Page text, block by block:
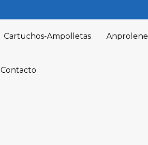
Cartuchos-Ampolletas Anprolene
Contacto